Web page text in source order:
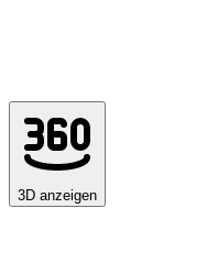
3D anzeigen